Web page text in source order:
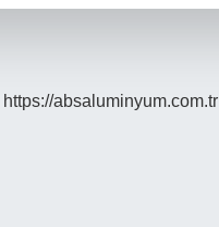
https://absaluminyum.com.tr